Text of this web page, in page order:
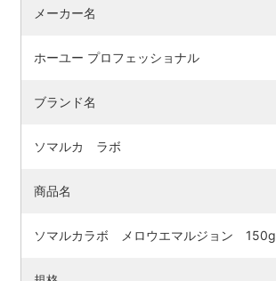
メーカー名
ホーユー プロフェッショナル
ブランド名
ソマルカ ラボ
商品名
ソマルカラボ メロウエマルジョン 150g